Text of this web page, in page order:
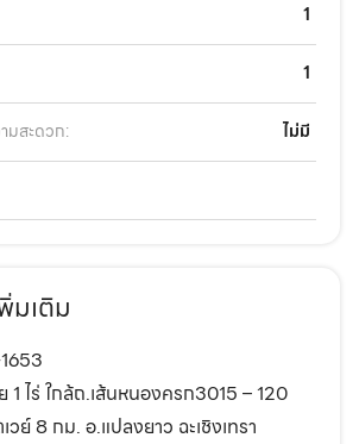
1
1
มสะดวก: ไม่มี
มเติม
ไร่ ใกล้ถ.เส้นหนองครก3015 – 120
วย์ 8 กม. อ.แปลงยาว ฉะเชิงเทรา